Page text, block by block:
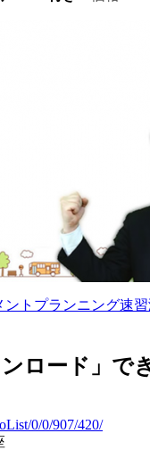
トプランニング速
ロード」で
0/0/907/420/